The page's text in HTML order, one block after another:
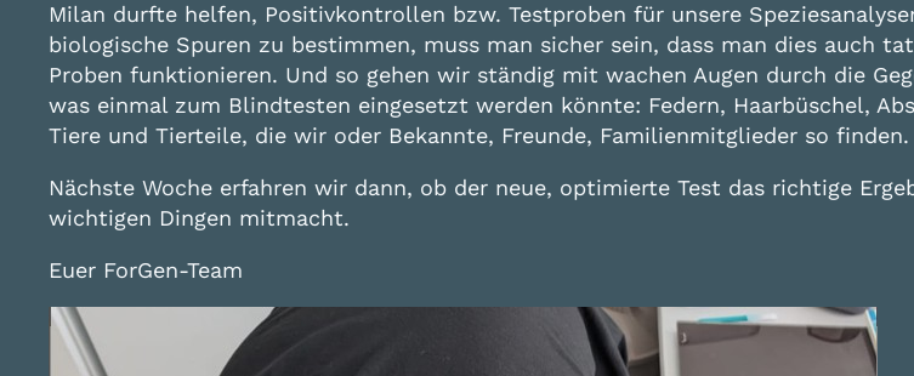
Milan durfte helfen, Positivkontrollen bzw. Testproben für unsere
biologische Spuren zu bestimmen, muss man sicher sein, dass man dies auch
Proben funktionieren. Und so gehen wir ständig mit wachen Augen durch die
was einmal zum Blindtesten eingesetzt werden könnte: Federn, Haarbüschel,
Tiere und Tierteile, die wir oder Bekannte, Freunde, Familienmitglieder so finden.
Nächste Woche erfahren wir dann, ob der neue, optimierte Test das richtige
wichtigen Dingen mitmacht.
Euer ForGen-Team